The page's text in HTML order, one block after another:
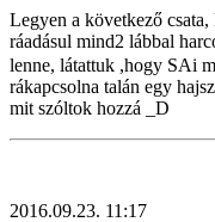
Legyen a következő
ráadásul mind2 lábbal
lenne, látattuk ,hogy SAi
rákapcsolna talán egy
mit szóltok hozzá _D
2016.09.23. 11:17